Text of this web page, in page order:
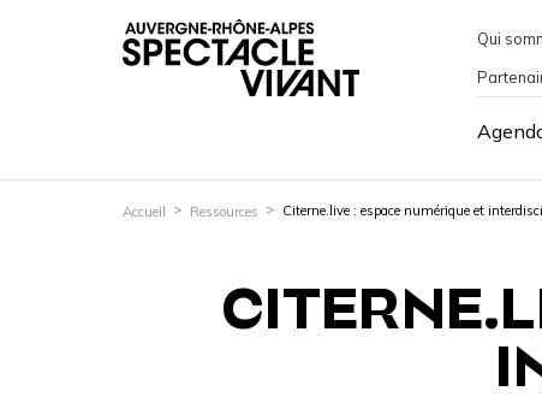
Qui
Accueil Ressources Citerne.live : espace numérique et